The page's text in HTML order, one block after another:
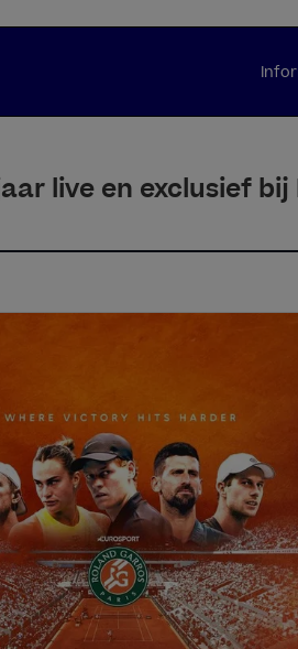
live en exclusief bij